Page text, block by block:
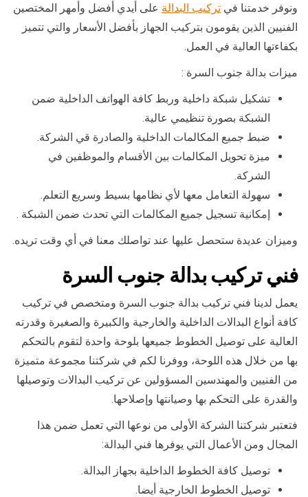
ونوفر خدمتنا في تركيب البدالة على أيدي أفضل وأمهر المختصين
الفنيين الذين يقومون بتركيب الجهاز بأفضل الأسعار والتي تتميز
بكفاءتها العالية في العمل.
ميزات بدالة جنوب السرة :
تشكيل شبكة داخلية وربط كافة الهواتف الداخلية ضمن
الشبكة بصورة تنظيمي عالية.
ضبط جميع المكالمات الداخلية والصادرة قي الشركة.
ميزة تحويل المكالمات بين الأقسام والموظفين في
الشركة.
سهولة التعامل معها لأي نظامها بسيط وسريع التعلم.
إمكانية تسجيل جميع المكالمات التي تحدث ضمن الشبكة .
وميزان عديدة ستحصل عليها عند تواصلك معنا في أي وقت تريده.
فني تركيب بدالة جنوب السرة
يعمل لدينا فني تركيب بدالة جنوب السرة ومتخصص في تركيب
كافة أنواع البدالات الداخلية والخارجية والكبيرة والصغيرة وقدرته
العالية على توصيل الخطوط جميعها بلوحة واحدة لتقوم بالتحكم
بها من خلال هذه اللوحة، ووفرنا لكم في شركتنا مجموعة متميزة
من الفنيين والمهندسين المسؤولين عن تركيب البدالات وتوصيلها
والقدرة على التحكم بها وصيانتها وإصلاحها.
فتعتبر شركتنا الشركة الأولى من نوعها التي تعمل ضمن هذا
المجال ومن الأعمال التي يوفرها فني البدالة:
توصيل كافة الخطوط الداخلية بجهاز البدالة.
توصيل الخطوط الخارجية أيضا.